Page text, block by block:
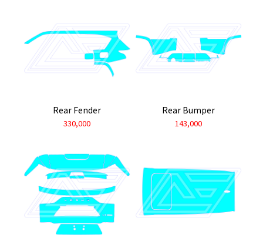
Rear Fender
330,000
Rear Bumper
143,000